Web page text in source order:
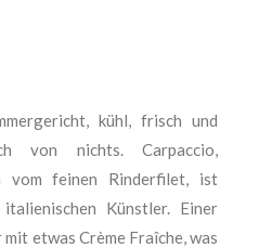
kühl, frisch und
von nichts. Carpaccio,
vom feinen Rinderfilet, ist
Künstler. Einer
etwas Crème Fraîche, was